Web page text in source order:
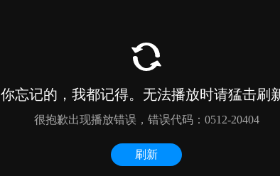
你忘记的，我都记得。无法播放时请猛击刷
很抱歉出现播放错误，错误代码：0512-20404
刷新